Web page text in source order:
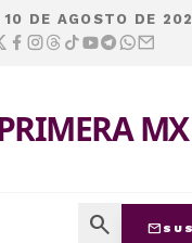
10 DE AGOSTO DE
MX
search mail